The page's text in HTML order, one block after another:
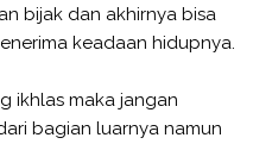
bijak dan akhirnya bisa
keadaan hidupnya.
ikhlas maka jangan
bagian luarnya namun